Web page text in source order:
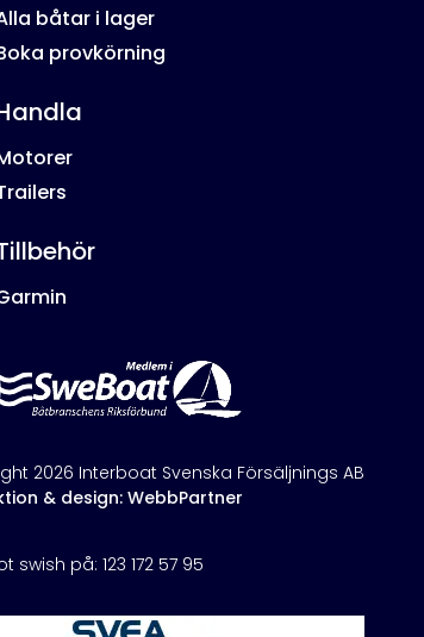
båtar i lager
provkörning
2026 Interboat Svenska Försäljnings AB
& design: WebbPartner
swish på: 123 172 57 95